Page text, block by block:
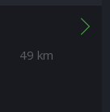
49 km